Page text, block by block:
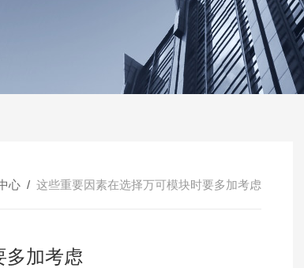
心 / 这些重要因素在选择万可模块时要多加考虑
多加考虑